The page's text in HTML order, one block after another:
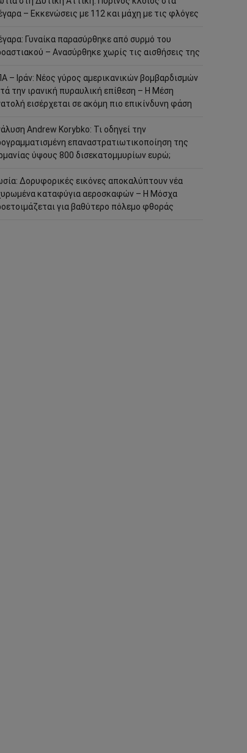
– Εκκενώσεις με 112 και μάχη με τις φλόγες
Γυναίκα παρασύρθηκε από συρμό του
– Ανασύρθηκε χωρίς τις αισθήσεις της
– Ιράν: Νέος γύρος αμερικανικών βομβαρδισμών
την ιρανική πυραυλική επίθεση – Η Μέση
εισέρχεται σε ακόμη πιο επικίνδυνη φάση
Andrew Korybko: Τι οδηγεί την
επαναστρατιωτικοποίηση της
ύψους 800 δισεκατομμυρίων ευρώ;
Δορυφορικές εικόνες αποκαλύπτουν νέα
καταφύγια αεροσκαφών – Η Μόσχα
για βαθύτερο πόλεμο φθοράς